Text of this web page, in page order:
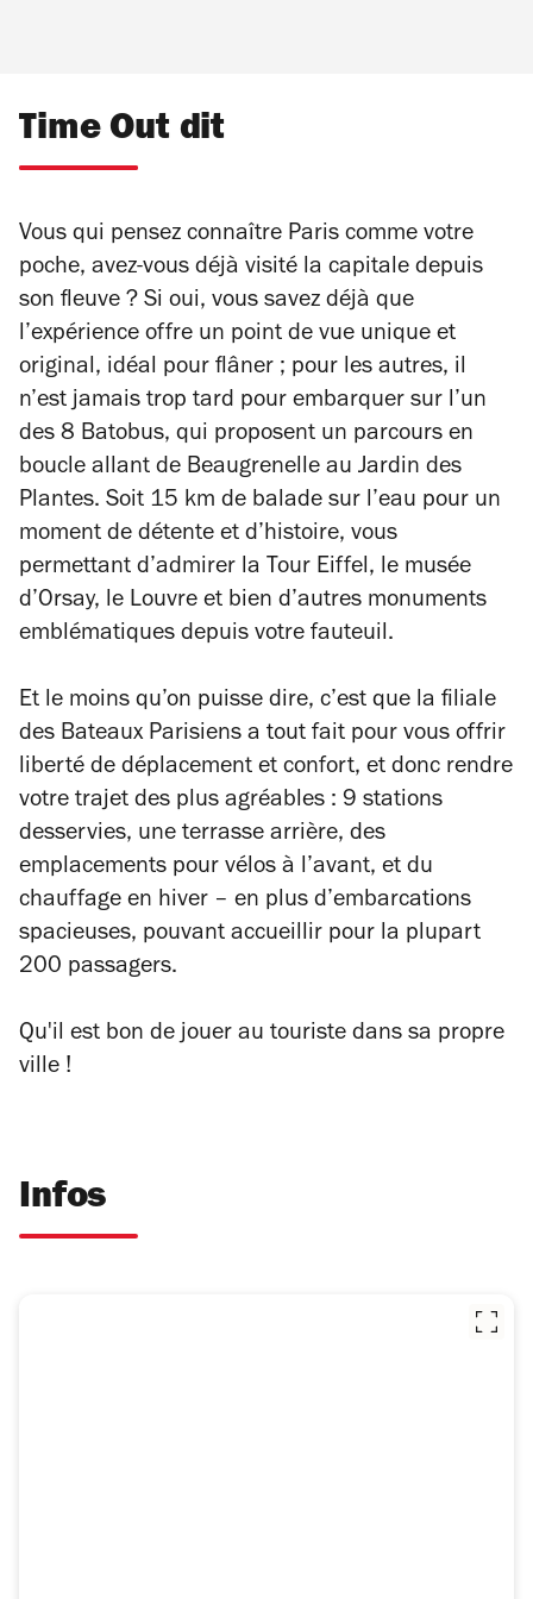
Time Out dit
Vous qui pensez connaître Paris comme votre
poche, avez-vous déjà visité la capitale depuis
son fleuve ? Si oui, vous savez déjà que
l’expérience offre un point de vue unique et
original, idéal pour flâner ; pour les autres, il
n’est jamais trop tard pour embarquer sur l’un
des 8 Batobus, qui proposent un parcours en
boucle allant de Beaugrenelle au Jardin des
Plantes. Soit 15 km de balade sur l’eau pour un
moment de détente et d’histoire, vous
permettant d’admirer la Tour Eiffel, le musée
d’Orsay, le Louvre et bien d’autres monuments
emblématiques depuis votre fauteuil.
Et le moins qu’on puisse dire, c’est que la filiale
des Bateaux Parisiens a tout fait pour vous offrir
liberté de déplacement et confort, et donc rendre
votre trajet des plus agréables : 9 stations
desservies, une terrasse arrière, des
emplacements pour vélos à l’avant, et du
chauffage en hiver – en plus d’embarcations
spacieuses, pouvant accueillir pour la plupart
200 passagers.
Qu'il est bon de jouer au touriste dans sa propre
ville !
Infos